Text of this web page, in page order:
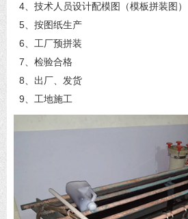
4、技术人员设计配模图（模板拼装图）
5、按图纸生产
6、工厂预拼装
7、检验合格
8、出厂、发货
9、工地施工